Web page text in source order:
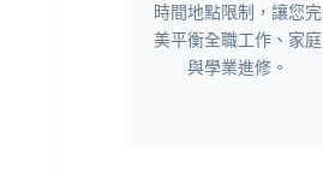
時間地點限制，讓您完
美平衡全職工作、家庭
與學業進修。